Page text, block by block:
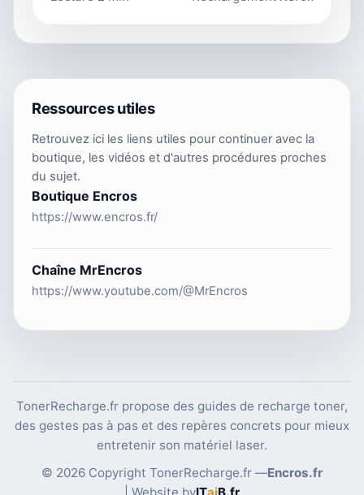
Ressources utiles
Retrouvez ici les liens utiles pour continuer avec la
boutique, les vidéos et d'autres procédures proches
du sujet.
Boutique Encros
https://www.encros.fr/
Chaîne MrEncros
https://www.youtube.com/@MrEncros
TonerRecharge.fr propose des guides de recharge toner,
des gestes pas à pas et des repères concrets pour mieux
entretenir son matériel laser.
© 2026 Copyright TonerRecharge.fr —Encros.fr